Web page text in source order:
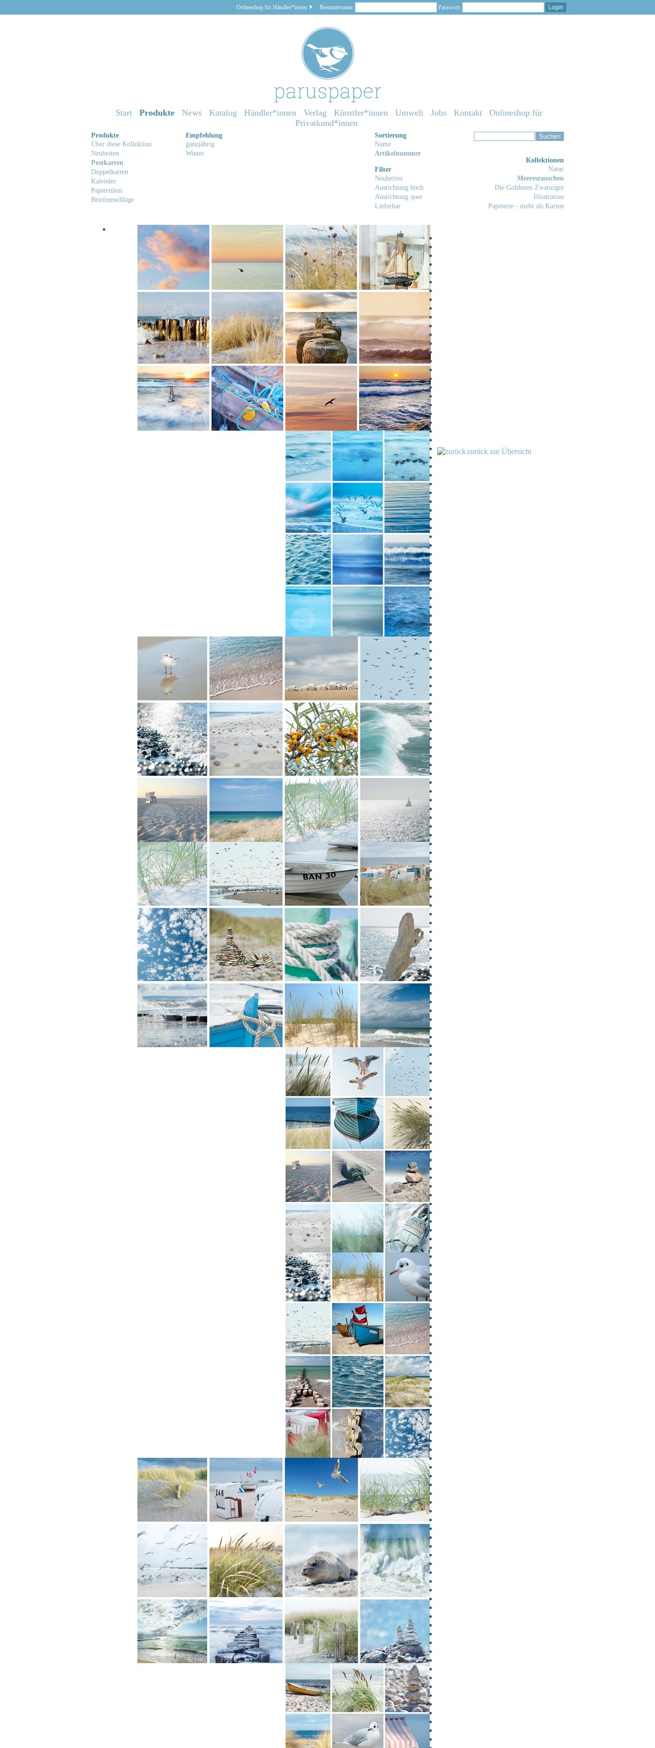
Onlineshop für Händler*innen Benutzername: Passwort:
Start Produkte News Katalog Händler*innen Verlag Künstler*innen Umwelt Jobs Kontakt
Onlineshop für
Privatkund*innen
Produkte
Über diese Kollektion
Neuheiten
Postkarten
Doppelkarten
Kalender
Papiertüten
Briefumschläge
Empfehlung
ganzjährig
Winter
Sortierung
Name
Artikelnummer
Filter
Neuheiten
Ausrichtung hoch
Ausrichtung quer
Lieferbar
Kollektionen
Natur
Meeresrauschen
Die Goldenen Zwanziger
Illustration
Papeterie - mehr als Karten
zurück zur Übersicht